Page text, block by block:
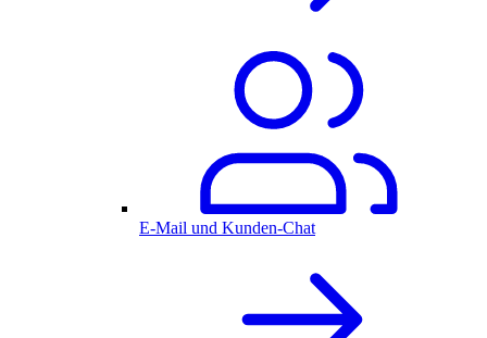
E-Mail und Kunden-Chat